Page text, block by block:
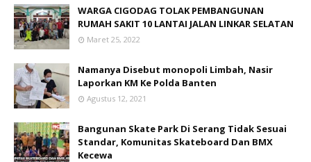
WARGA CIGODAG TOLAK PEMBANGUNAN
RUMAH SAKIT 10 LANTAI JALAN LINKAR SELATAN
Maret 25, 2022
Namanya Disebut monopoli Limbah, Nasir
Laporkan KM Ke Polda Banten
Agustus 12, 2021
Bangunan Skate Park Di Serang Tidak Sesuai
Standar, Komunitas Skateboard Dan BMX
Kecewa